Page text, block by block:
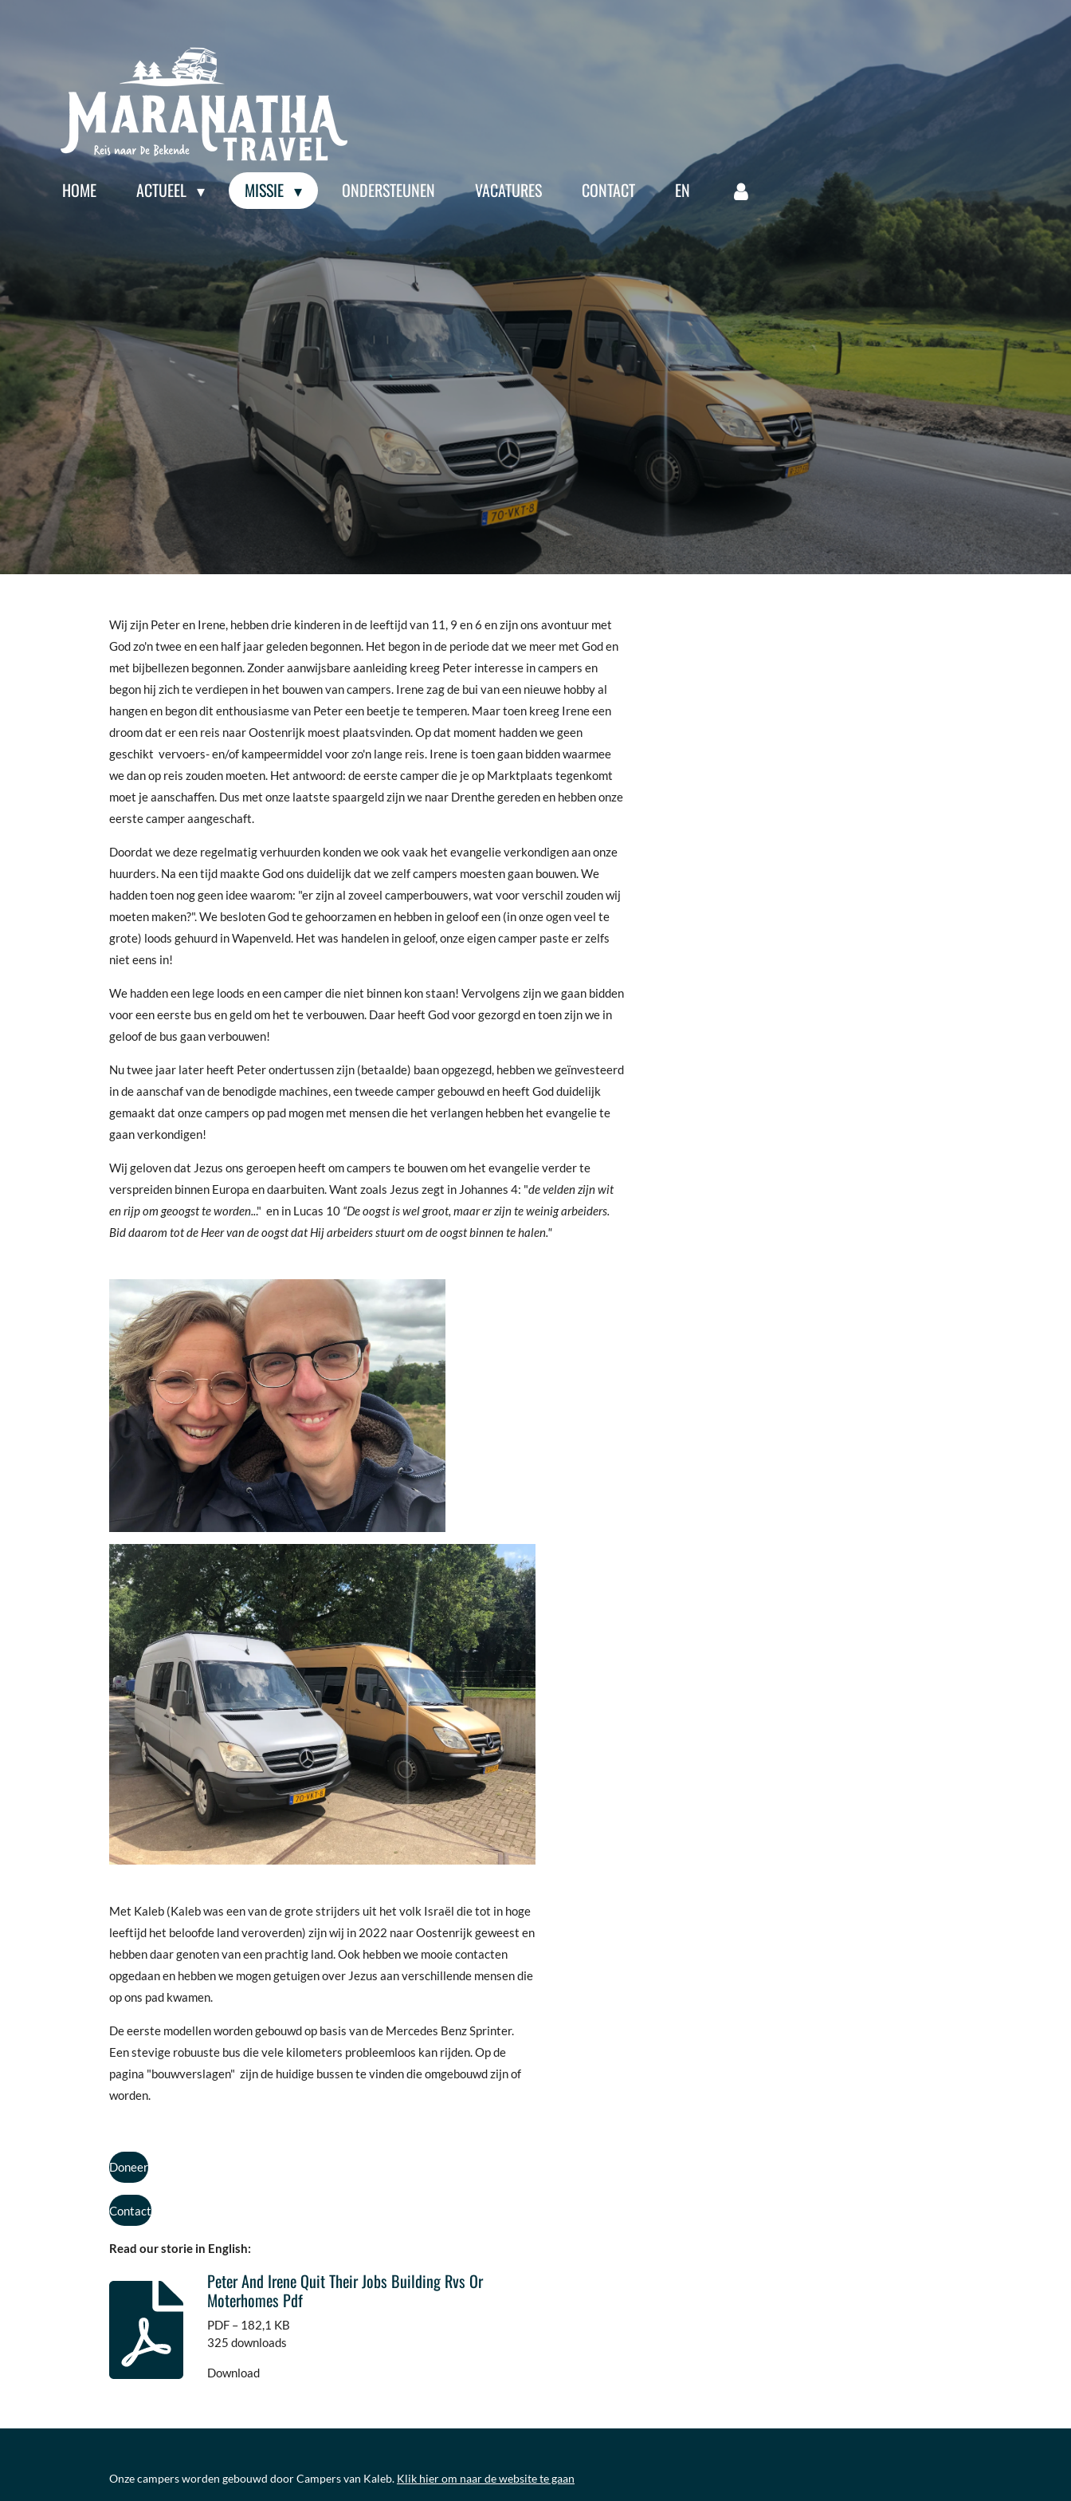
HOME ACTUEEL MISSIE ONDERSTEUNEN VACATURES CONTACT EN
Wij zijn Peter en Irene, hebben drie kinderen in de leeftijd van 11, 9 en 6 en zijn ons avontuur met
God zo'n twee en een half jaar geleden begonnen. Het begon in de periode dat we meer met God en
met bijbellezen begonnen. Zonder aanwijsbare aanleiding kreeg Peter interesse in campers en
begon hij zich te verdiepen in het bouwen van campers. Irene zag de bui van een nieuwe hobby al
hangen en begon dit enthousiasme van Peter een beetje te temperen. Maar toen kreeg Irene een
droom dat er een reis naar Oostenrijk moest plaatsvinden. Op dat moment hadden we geen
geschikt vervoers- en/of kampeermiddel voor zo'n lange reis. Irene is toen gaan bidden waarmee
we dan op reis zouden moeten. Het antwoord: de eerste camper die je op Marktplaats tegenkomt
moet je aanschaffen. Dus met onze laatste spaargeld zijn we naar Drenthe gereden en hebben onze
eerste camper aangeschaft.
Doordat we deze regelmatig verhuurden konden we ook vaak het evangelie verkondigen aan onze
huurders. Na een tijd maakte God ons duidelijk dat we zelf campers moesten gaan bouwen. We
hadden toen nog geen idee waarom: "er zijn al zoveel camperbouwers, wat voor verschil zouden wij
moeten maken?". We besloten God te gehoorzamen en hebben in geloof een (in onze ogen veel te
grote) loods gehuurd in Wapenveld. Het was handelen in geloof, onze eigen camper paste er zelfs
niet eens in!
We hadden een lege loods en een camper die niet binnen kon staan! Vervolgens zijn we gaan bidden
voor een eerste bus en geld om het te verbouwen. Daar heeft God voor gezorgd en toen zijn we in
geloof de bus gaan verbouwen!
Nu twee jaar later heeft Peter ondertussen zijn (betaalde) baan opgezegd, hebben we geïnvesteerd
in de aanschaf van de benodigde machines, een tweede camper gebouwd en heeft God duidelijk
gemaakt dat onze campers op pad mogen met mensen die het verlangen hebben het evangelie te
gaan verkondigen!
Wij geloven dat Jezus ons geroepen heeft om campers te bouwen om het evangelie verder te
verspreiden binnen Europa en daarbuiten. Want zoals Jezus zegt in Johannes 4: "de velden zijn wit
en rijp om geoogst te worden..." en in Lucas 10 “De oogst is wel groot, maar er zijn te weinig arbeiders.
Bid daarom tot de Heer van de oogst dat Hij arbeiders stuurt om de oogst binnen te halen."
Met Kaleb (Kaleb was een van de grote strijders uit het volk Israël die tot in hoge
leeftijd het beloofde land veroverden) zijn wij in 2022 naar Oostenrijk geweest en
hebben daar genoten van een prachtig land. Ook hebben we mooie contacten
opgedaan en hebben we mogen getuigen over Jezus aan verschillende mensen die
op ons pad kwamen.
De eerste modellen worden gebouwd op basis van de Mercedes Benz Sprinter.
Een stevige robuuste bus die vele kilometers probleemloos kan rijden. Op de
pagina "bouwverslagen" zijn de huidige bussen te vinden die omgebouwd zijn of
worden.
Doneer
Contact
Read our storie in English:
Peter And Irene Quit Their Jobs Building Rvs Or
Moterhomes Pdf
PDF – 182,1 KB
325 downloads
Download
Onze campers worden gebouwd door Campers van Kaleb. Klik hier om naar de website te gaan